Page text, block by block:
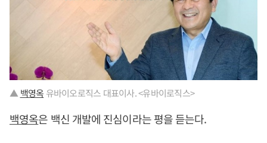
▲백영옥 유바이오로직스 대표이사. <유바이로직스>
백영옥은 백신 개발에 진심이라는 평을 듣는다.